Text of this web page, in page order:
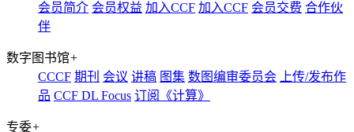
会员简介 会员权益 加入CCF 加入CCF 会员交费 合作伙
伴
数字图书馆+
CCCF 期刊 会议 讲稿 图集 数图编审委员会
上传/发布作
品 CCF DL Focus 订阅《计算》
专委+